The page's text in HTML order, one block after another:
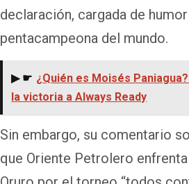
declaración, cargada de
pentacampeona del mundo.
▶ ☛ ¿Quién es Moisés
la victoria a Always Ready
Sin embargo, su comentario
que Oriente Petrolero